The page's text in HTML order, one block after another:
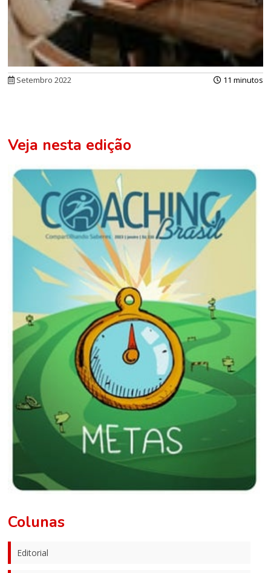
Setembro 2022 11 minutos
Veja nesta edição
Colunas
Editorial